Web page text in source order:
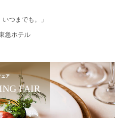
いつまでも。」
急ホテル
ェア
FAIR